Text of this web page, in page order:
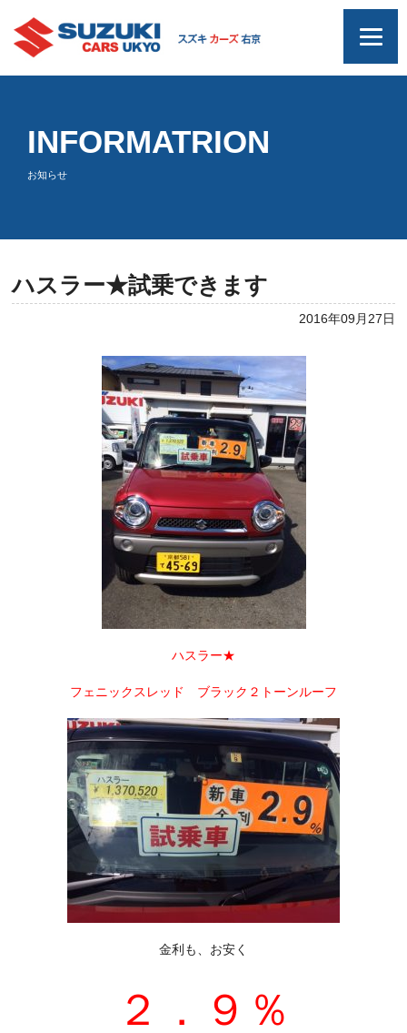
INFORMATRION
お知らせ
ハスラー★試乗できます
2016年09月27日
ハスラー★
フェニックスレッド ブラック２トーンルーフ
金利も、お安く
２．９％